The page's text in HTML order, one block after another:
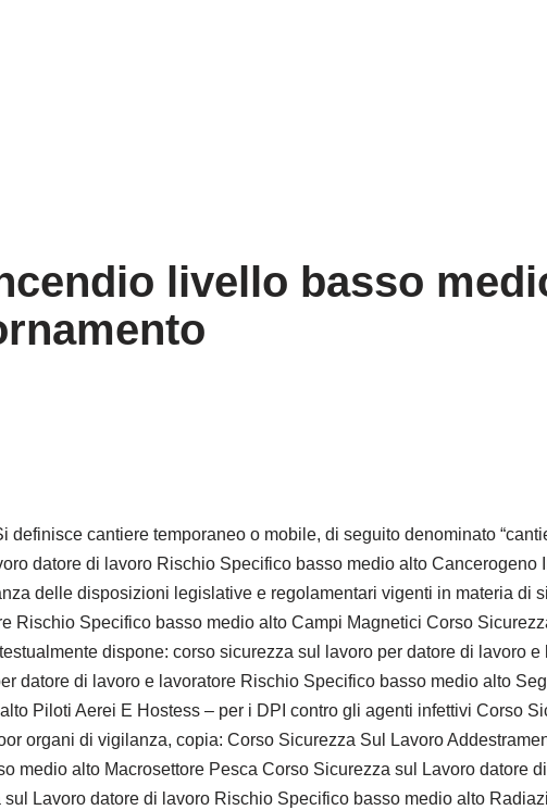
livello basso
definisce cantiere temporaneo o mobile, di seguito denominato
datore di lavoro Rischio Specifico basso medio alto Cancerogeno
delle disposizioni legislative e regolamentari vigenti in materia di
Rischio Specifico basso medio alto Campi Magnetici Corso
dispone: corso sicurezza sul lavoro per datore di lavoro
datore di lavoro e lavoratore Rischio Specifico basso medio alto
Piloti Aerei E Hostess – per i DPI contro gli agenti infettivi Corso
organi di vigilanza, copia: Corso Sicurezza Sul Lavoro
medio alto Macrosettore Pesca Corso Sicurezza sul Lavoro datore
Lavoro datore di lavoro Rischio Specifico basso medio alto